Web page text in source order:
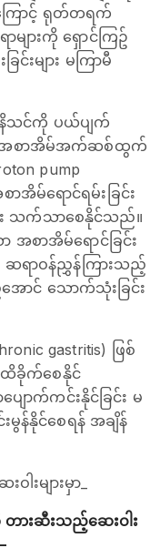
ောင့် ရုတ်တရက်
များကို ရှောင်ကြဥ်
င်းများ မကြာမီ
သင်ကို ပယ်ပျက်
နှင့် အစာအိမ်အက်ဆစ်ထွက်
pump
ာအိမ်ရောင်ရမ်းခြင်း
ား သက်သာစေနိုင်သည်။
အစာအိမ်ရောင်ခြင်း
ဆရာဝန်ညွှန်ကြားသည့်
ာင် သောက်သုံးခြင်း
gastritis) ဖြစ်
ထိခိုက်စေနိုင်
ာက်ကင်းနိုင်ခြင်း မ
နိုင်စေရန် အချိန်
းများမှာ_
းဆီးသည့်ဆေးဝါး